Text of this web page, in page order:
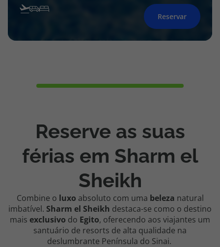
Reservar
Reserve as suas
férias em Sharm el
Sheikh
Combine o luxo absoluto com uma beleza natural
imbatível. Sharm el Sheikh destaca-se como o destino
mais exclusivo do Egito, oferecendo aos viajantes um
santuário de resorts de alta qualidade na
deslumbrante Península do Sinai.